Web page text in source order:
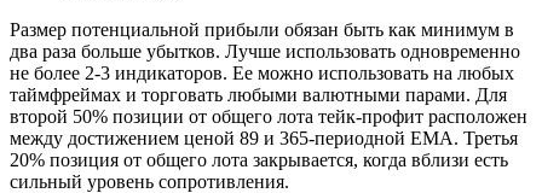
Размер потенциальной прибыли обязан быть как минимум в
два раза больше убытков. Лучше использовать одновременно
не более 2-3 индикаторов. Ее можно использовать на любых
таймфреймах и торговать любыми валютными парами. Для
второй 50% позиции от общего лота тейк-профит расположен
между достижением ценой 89 и 365-периодной EMA. Третья
20% позиция от общего лота закрывается, когда вблизи есть
сильный уровень сопротивления.